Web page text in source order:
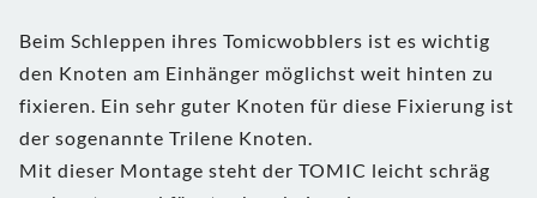
Beim Schleppen ihres Tomicwobblers ist es wichtig
den Knoten am Einhänger möglichst weit hinten zu
fixieren. Ein sehr guter Knoten für diese Fixierung ist
der sogenannte Trilene Knoten.
Mit dieser Montage steht der TOMIC leicht schräg